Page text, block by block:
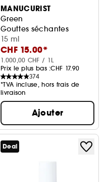
MANUCURIST
Green
Gouttes séchantes
15 ml
CHF 15.00*
1.000,00 CHF / 1L
Prix le plus bas :CHF 17.90
374
*TVA incluse, hors frais de
livraison
Ajouter
Deal